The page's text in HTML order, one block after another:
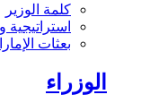
كلمة الوزير
استراتيجية
بعثات
الوزراء